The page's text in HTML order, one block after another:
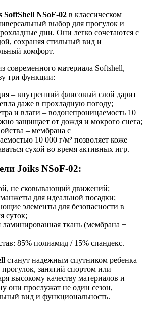
NSoF-02 в классическом
выбор для прогулок и
дни. Они легко сочетаются с
сохраняя стильный вид и
комфорт.
современного материала Softshell,
три функции:
– внутренний флисовый слой дарит
даже в прохладную погоду;
и влаги – водонепроницаемость 10
защищает от дождя и мокрого снега;
– мембрана с
10 000 г/м² позволяет коже
сухой во время активных игр.
Joiks NSoF-02:
не сковывающий движений;
для идеальной посадки;
элементы для безопасности в
суток;
ламинированная ткань (мембрана +
85% полиамид / 15% спандекс.
станут надежным спутником ребенка
занятий спортом или
высокому качеству материалов и
они прослужат не один сезон,
вид и функциональность.